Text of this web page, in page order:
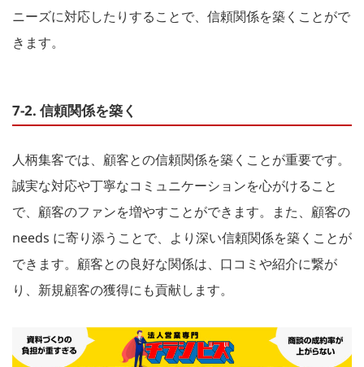
ニーズに対応したりすることで、信頼関係を築くことがで
きます。
7-2. 信頼関係を築く
人柄集客では、顧客との信頼関係を築くことが重要です。
誠実な対応や丁寧なコミュニケーションを心がけること
で、顧客のファンを増やすことができます。また、顧客の
needs に寄り添うことで、より深い信頼関係を築くことが
できます。顧客との良好な関係は、口コミや紹介に繋が
り、新規顧客の獲得にも貢献します。